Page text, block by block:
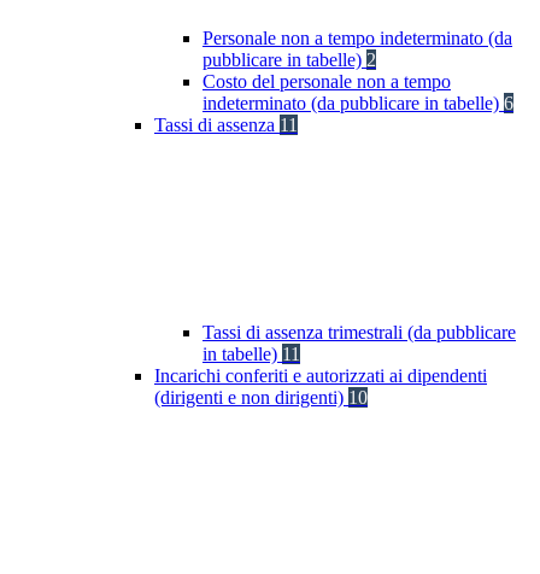
Personale non a tempo indeterminato (da
pubblicare in tabelle) 2
Costo del personale non a tempo
indeterminato (da pubblicare in tabelle) 6
Tassi di assenza 11
Tassi di assenza trimestrali (da pubblicare
in tabelle) 11
Incarichi conferiti e autorizzati ai dipendenti
(dirigenti e non dirigenti) 10